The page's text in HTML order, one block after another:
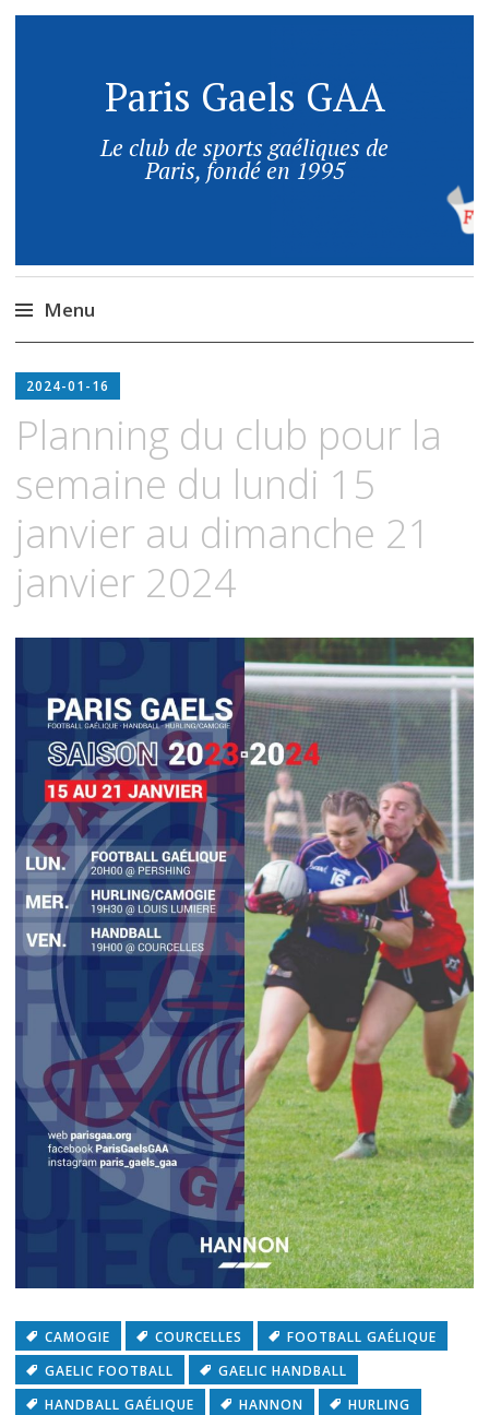
Paris Gaels GAA
Le club de sports gaéliques de
Paris, fondé en 1995
Menu
2024-01-16
Planning du club pour la
semaine du lundi 15
janvier au dimanche 21
janvier 2024
CAMOGIE COURCELLES
FOOTBALL GAÉLIQUE
GAELIC FOOTBALL
GAELIC HANDBALL
HANDBALL GAÉLIQUE
HANNON
HURLING